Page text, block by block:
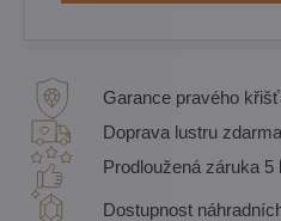
Garance pravého
Doprava lustru
Prodloužená záruka 5
Dostupnost